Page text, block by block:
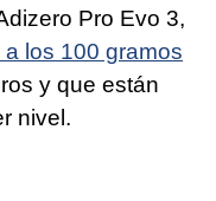
Pro Evo 3,
los 100 gramos
y que están
nivel.